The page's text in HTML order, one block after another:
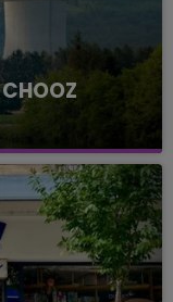
centrale
Une situation
qui est toujours